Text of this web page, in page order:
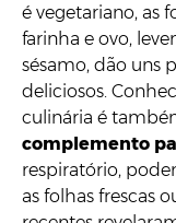
é vegetariano, as
farinha e ovo,
sésamo, dão uns
deliciosos.
culinária é
complemento
respiratório,
as folhas frescas